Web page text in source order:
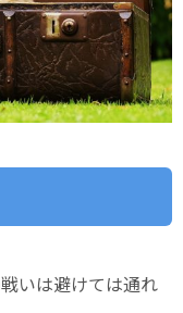
いは避けては通れ